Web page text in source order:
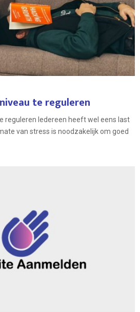
te reguleren
reguleren Iedereen heeft wel eens last
van stress is noodzakelijk om goed